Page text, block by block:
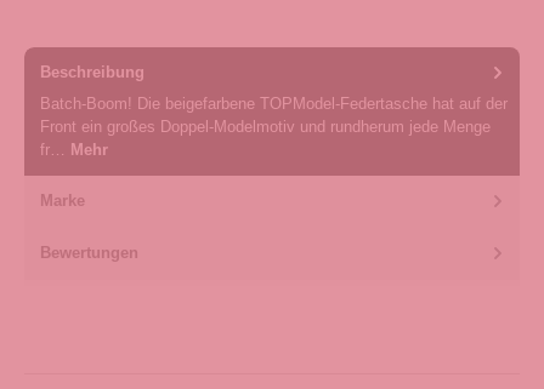
Beschreibung
Batch-Boom! Die beigefarbene TOPModel-Federtasche hat auf der
Front ein großes Doppel-Modelmotiv und rundherum jede Menge
fr… Mehr
Marke
Bewertungen